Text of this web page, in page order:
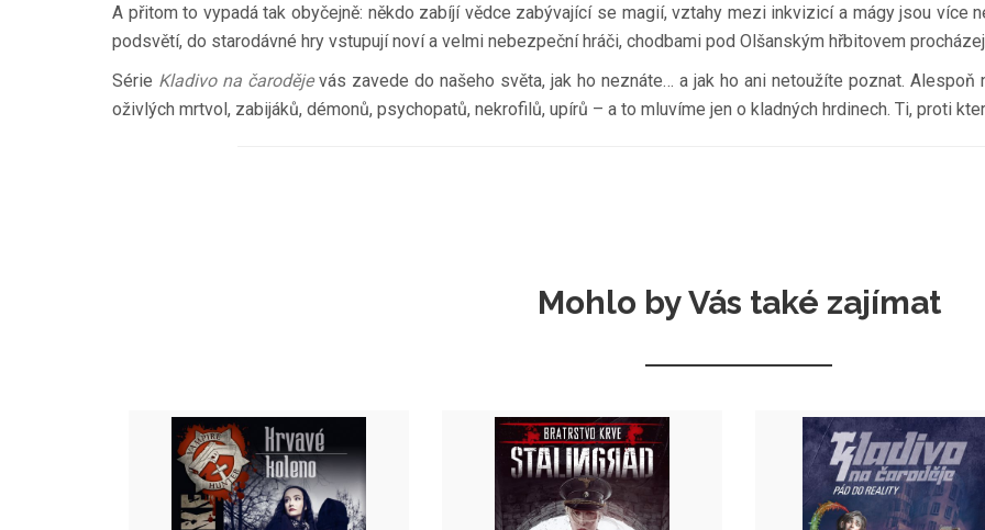
A přitom to vypadá tak obyčejně: někdo zabíjí vědce zabývající se magií, vztahy mezi inkvizicí a mágy jsou více
podsvětí, do starodávné hry vstupují noví a velmi nebezpeční hráči, chodbami pod Olšanským hřbitovem
Série Kladivo na čarodějevás zavede do našeho světa, jak ho neznáte… a jak ho ani netoužíte poznat. Alespoň
oživlých mrtvol, zabijáků, démonů, psychopatů, nekrofilů, upírů – a to mluvíme jen o kladných hrdinech. Ti, proti
Mohlo by Vás také zajímat